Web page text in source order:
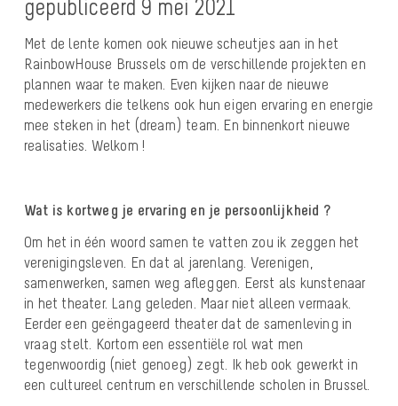
gepubliceerd 9 mei 2021
Met de lente komen ook nieuwe scheutjes aan in het
RainbowHouse Brussels om de verschillende projekten en
plannen waar te maken. Even kijken naar de nieuwe
medewerkers die telkens ook hun eigen ervaring en energie
mee steken in het (dream) team. En binnenkort nieuwe
realisaties. Welkom !
Wat is kortweg je ervaring en je persoonlijkheid ?
Om het in één woord samen te vatten zou ik zeggen het
verenigingsleven. En dat al jarenlang. Verenigen,
samenwerken, samen weg afleggen. Eerst als kunstenaar
in het theater. Lang geleden. Maar niet alleen vermaak.
Eerder een geëngageerd theater dat de samenleving in
vraag stelt. Kortom een essentiële rol wat men
tegenwoordig (niet genoeg) zegt. Ik heb ook gewerkt in
een cultureel centrum en verschillende scholen in Brussel.